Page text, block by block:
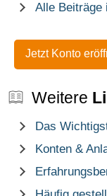
Alle Beiträge
Jetzt Konto
Weitere
Das
Konten &